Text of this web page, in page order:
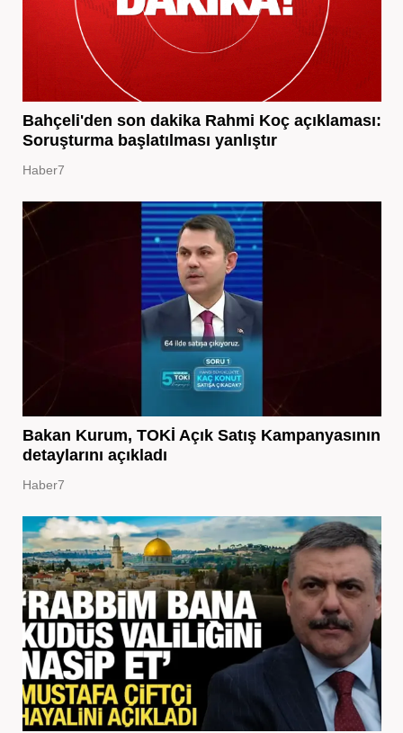
Bahçeli'den son dakika Rahmi Koç açıklaması:
Soruşturma başlatılması yanlıştır
Haber7
Bakan Kurum, TOKİ Açık Satış Kampanyasının
detaylarını açıkladı
Haber7